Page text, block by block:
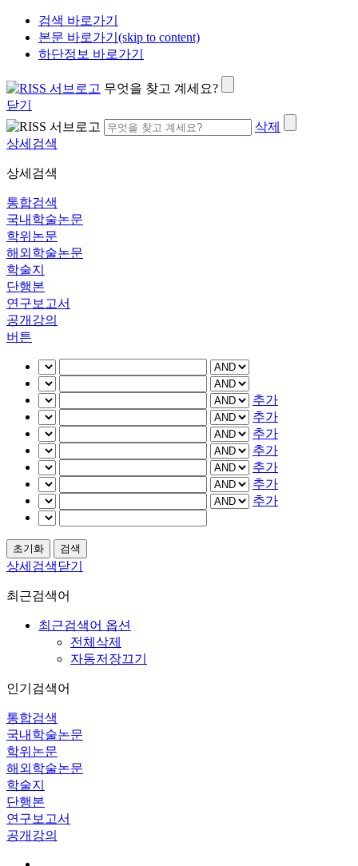
검색 바로가기
본문 바로가기(skip to content)
하단정보 바로가기
무엇을 찾고 계세요?
닫기
삭제
상세검색
상세검색
통합검색
국내학술논문
학위논문
해외학술논문
학술지
단행본
연구보고서
공개강의
버튼
추가
추가
추가
추가
추가
추가
추가
상세검색닫기
최근검색어
최근검색어 옵션
전체삭제
자동저장끄기
인기검색어
통합검색
국내학술논문
학위논문
해외학술논문
학술지
단행본
연구보고서
공개강의